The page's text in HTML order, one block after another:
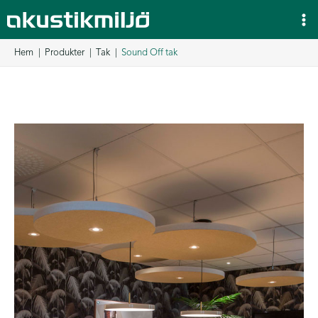
till
innehåll
Hem Produkter Tak Sound Off tak